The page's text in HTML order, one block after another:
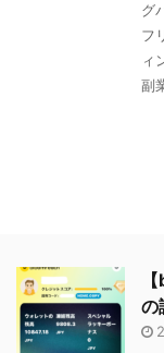
グ
フ
ィ
副
の